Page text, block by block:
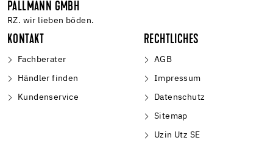
PALLMANN GMBH
RZ. wir lieben böden.
KONTAKT
Fachberater
Händler finden
Kundenservice
RECHTLICHES
AGB
Impressum
Datenschutz
Sitemap
Uzin Utz SE